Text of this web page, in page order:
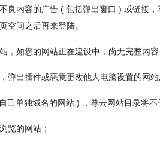
良内容的广告 ( 包括弹出窗口 ) 或链接
空间之后再来登陆。
，如您的网站正在建设中，尚无完整内
弹出插件或恶意更改他人电脑设置的网站
己单独域名的网站 ) ，尊云网站目录将不
览的网站；